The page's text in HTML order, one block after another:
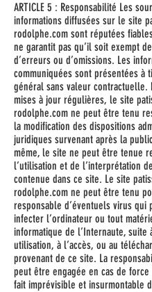
ARTICLE 5 : Responsabilité Les
informations diffusées sur le site
rodolphe.com sont réputées
ne garantit pas qu’il soit exempt
d’erreurs ou d’omissions. Les
communiquées sont présentées à
général sans valeur contractuelle.
mises à jour régulières, le site
rodolphe.com ne peut être tenu
la modification des dispositions
juridiques survenant après la
même, le site ne peut être tenue
l’utilisation et de l’interprétation
contenue dans ce site. Le site
rodolphe.com ne peut être tenu
responsable d’éventuels virus qui
infecter l’ordinateur ou tout
informatique de l’Internaute, suite
utilisation, à l’accès, ou au
provenant de ce site. La
peut être engagée en cas de force
fait imprévisible et insurmontable